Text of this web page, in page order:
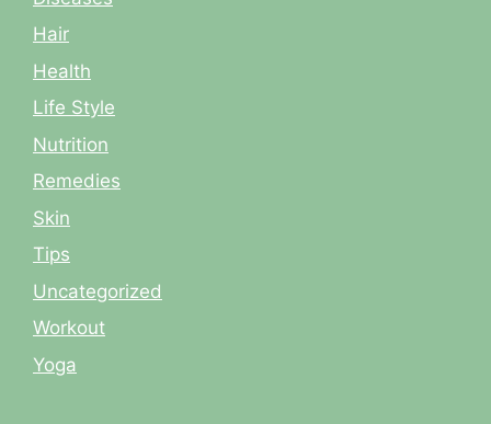
Hair
Health
Life Style
Nutrition
Remedies
Skin
Tips
Uncategorized
Workout
Yoga